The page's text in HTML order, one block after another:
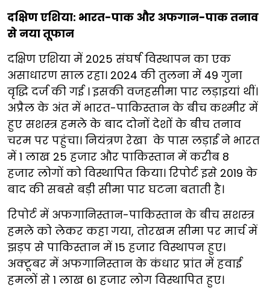
दक्षिण एशिया: भारत-पाक और अफगान-पाक तनाव
से नया तूफान
दक्षिण एशिया में 2025 संघर्ष विस्थापन का एक
असाधारण साल रहा। 2024 की तुलना में 49 गुना
वृद्धि दर्ज की गई । इसकी वजहसीमा पार लड़ाइयां थीं।
अप्रैल के अंत में भारत-पाकिस्तान के बीच कश्मीर में
हुए सशस्त्र हमले के बाद दोनों देशों के बीच तनाव
चरम पर पहुंचा। नियंत्रण रेखा के पास लड़ाई ने भारत
में 1 लाख 25 हजार और पाकिस्तान में करीब 8
हजार लोगों को विस्थापित किया। रिपोर्ट इसे 2019 के
बाद की सबसे बड़ी सीमा पार घटना बताती है।
रिपोर्ट में अफगानिस्तान-पाकिस्तान के बीच सशस्त्र
हमले को लेकर कहागया, तोरखम सीमा पर मार्च में
झड़प से पाकिस्तान में 15 हजार विस्थापन हुए।
अक्टूबर में अफगानिस्तान के कंधार प्रांत में हवाई
हमलों से 1 लाख 61 हजार लोग विस्थापित हुए।